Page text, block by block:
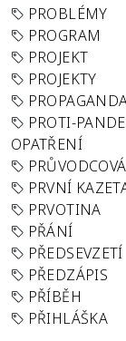
PROBLÉMY
PROGRAM
PROJEKT
PROJEKTY
PROTI-
OPATŘENÍ
PRVNÍ
PRVOTINA
PŘÁNÍ
PŘEDSEVZETÍ
PŘEDZÁPIS
PŘÍBĚH
PŘIHLÁŠKA